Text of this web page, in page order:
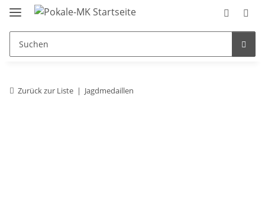
Zurück zur Liste Jagdmedaillen